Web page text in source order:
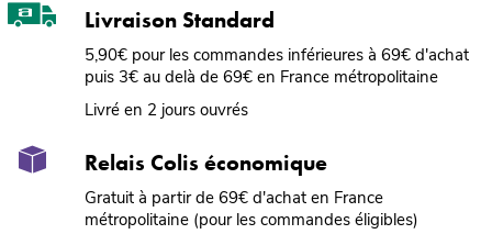
Livraison Standard
5,90€ pour les commandes inférieures à 69€ d'achat
puis 3€ au delà de 69€ en France métropolitaine
Livré en 2 jours ouvrés
Relais Colis économique
Gratuit à partir de 69€ d'achat en France
métropolitaine (pour les commandes éligibles)